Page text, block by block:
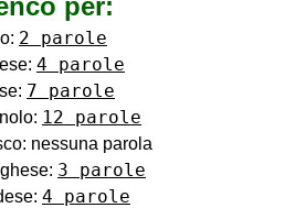
per:
2 parole
4 parole
7 parole
12 parole
nessuna parola
3 parole
4 parole